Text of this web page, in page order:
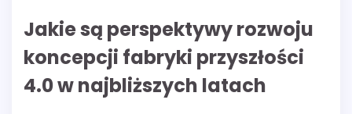
Jakie są perspektywy rozwoju
koncepcji fabryki przyszłości
4.0 w najbliższych latach